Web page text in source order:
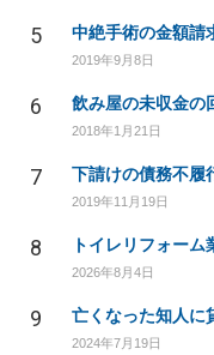
5 中絶手術の金額請
2019年9月8日
6 飲み屋の未収金の
2018年1月21日
7
2019年11月19日
8 トイレリフォー
2026年8月4日
9
2024年7月19日